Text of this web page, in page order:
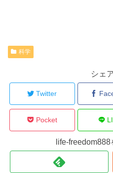
科学
シェ
Twitter
Pocket
life-